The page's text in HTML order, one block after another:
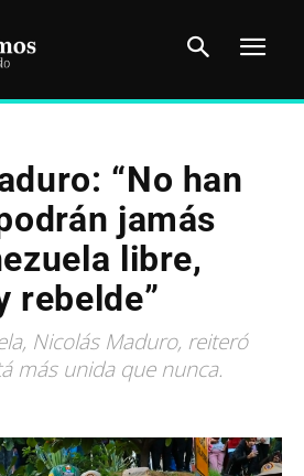
“No han
jamás
libre,
rebelde”
Nicolás Maduro, reiteró
más unida que nunca.